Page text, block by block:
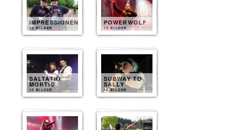
IMPRESSIONEN
30 BILDER
POWERWOLF
15 BILDER
SALTATIO
MORTIS
15 BILDER
SUBWAY TO
SALLY
15 BILDER